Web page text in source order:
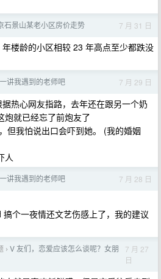
石景山某老小区房价走势 7 月 31 日
楼龄的小区相较 23 年高点至少都跌没
讲我遇到的老师吧 7 月 29 日
热心网友指路，去年还在跟另一个奶
炮就已经忘了前炮友了
但我怕说出口会吓到她。 (我的婚姻
人
讲我遇到的老师吧 7 月 28 日
个一夜情还文艺伤感上了，我的建议
› V 友们，恋爱应该怎么谈呢？女朋
7 月 27
日